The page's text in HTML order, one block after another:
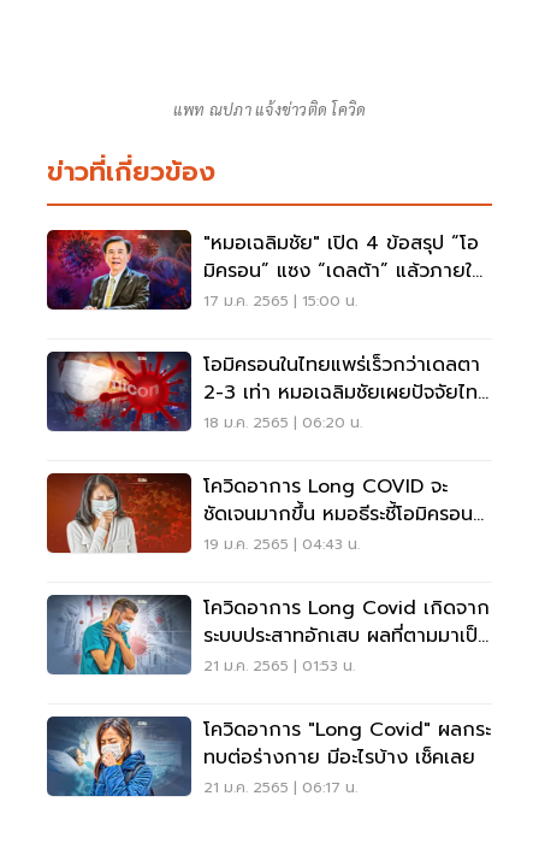
แพท ณปภา แจ้งข่าวติด โควิด
ข่าวที่เกี่ยวข้อง
"หมอเฉลิมชัย" เปิด 4 ข้อสรุป “โอ
มิครอน” แซง “เดลต้า” แล้วภายใน
1 เดือน
17 ม.ค. 2565 | 15:00 น.
โอมิครอนในไทยแพร่เร็วกว่าเดลตา
2-3 เท่า หมอเฉลิมชัยเผยปัจจัยไทย
ติดน้อย
18 ม.ค. 2565 | 06:20 น.
โควิดอาการ Long COVID จะ
ชัดเจนมากขึ้น หมอธีระชี้โอมิครอน
ครองโลกแล้ว 71.9%
19 ม.ค. 2565 | 04:43 น.
โควิดอาการ Long Covid เกิดจาก
ระบบประสาทอักเสบ ผลที่ตามมาเป็น
อย่างไร เช็คเลย
21 ม.ค. 2565 | 01:53 น.
โควิดอาการ "Long Covid" ผลกระ
ทบต่อร่างกาย มีอะไรบ้าง เช็คเลย
21 ม.ค. 2565 | 06:17 น.